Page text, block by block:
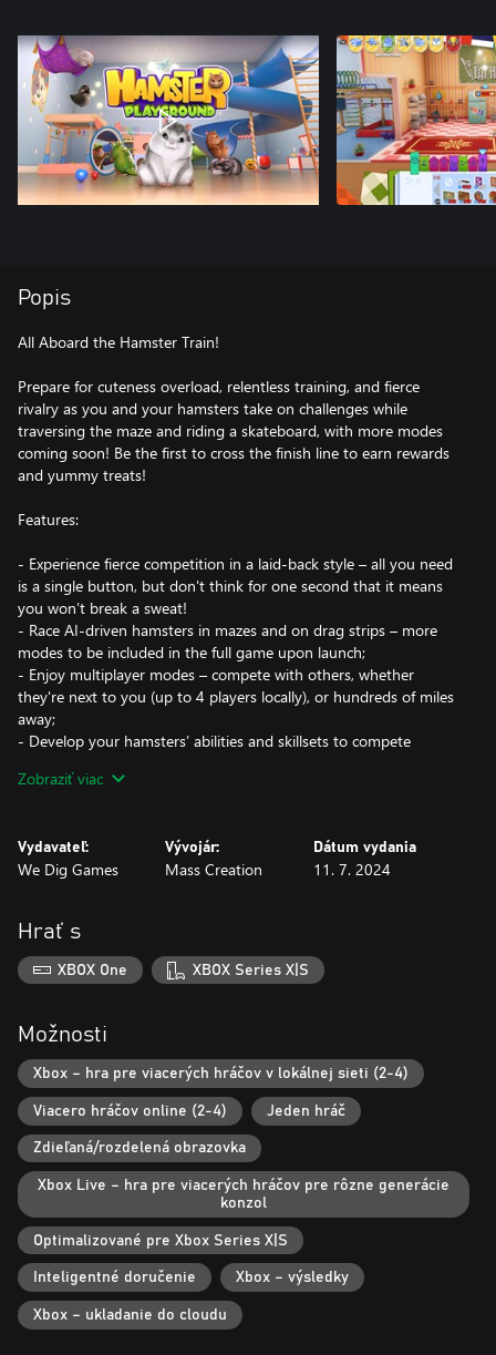
Popis
All Aboard the Hamster Train!
Prepare for cuteness overload, relentless training, and fierce
rivalry as you and your hamsters take on challenges while
traversing the maze and riding a skateboard, with more modes
coming soon! Be the first to cross the finish line to earn rewards
and yummy treats!
Features:
- Experience fierce competition in a laid-back style – all you need
is a single button, but don't think for one second that it means
you won’t break a sweat!
- Race AI-driven hamsters in mazes and on drag strips – more
modes to be included in the full game upon launch;
- Enjoy multiplayer modes – compete with others, whether
they're next to you (up to 4 players locally), or hundreds of miles
away;
- Develop your hamsters’ abilities and skillsets to compete
- Look after your hamsters and expand their house – furnish it
cosmetic items!
- Enjoy detailed graphics and cute animations, no matter what
Zobraziť viac
Vydavateľ:
We Dig Games
Vývojár:
Mass Creation
Dátum vydania
11. 7. 2024
Hrať s
XBOX One XBOX Series X|S
Možnosti
Xbox – hra pre viacerých hráčov v lokálnej sieti (2-4)
Viacero hráčov online (2-4) Jeden hráč
Zdieľaná/rozdelená obrazovka
Xbox Live – hra pre viacerých hráčov pre rôzne generácie
konzol
Optimalizované pre Xbox Series X|S
Inteligentné doručenie Xbox – výsledky
Xbox – ukladanie do cloudu